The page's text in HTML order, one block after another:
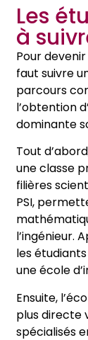
Les
à
Pour
faut suivre
parcours
l’obtention
dominante
Tout
une classe
filières
PSI,
l’ingénieur.
les
une école
Ensuite,
plus directe
spécialisés